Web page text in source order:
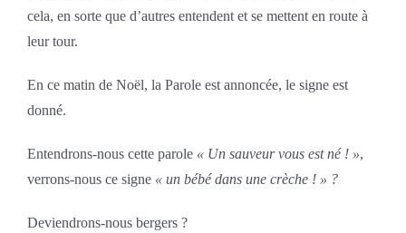
cela, en sorte que d’autres entendent et se mettent en route à
leur tour.
En ce matin de Noël, la Parole est annoncée, le signe est
donné.
Entendrons-nous cette parole « Un sauveur vous est né ! »,
verrons-nous ce signe « un bébé dans une crèche ! » ?
Deviendrons-nous bergers ?